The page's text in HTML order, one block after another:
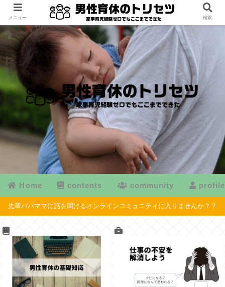
Home contents community profile
先輩パパママに話を聞けるオンラインコミュニティに入りませんか？？
メニュー 検索